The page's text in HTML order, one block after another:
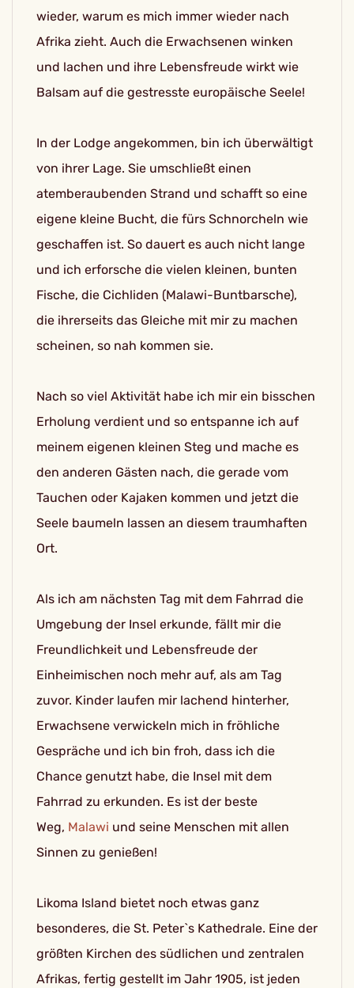
wieder, warum es mich immer wieder nach
Afrika zieht. Auch die Erwachsenen winken
und lachen und ihre Lebensfreude wirkt wie
Balsam auf die gestresste europäische Seele!
In der Lodge angekommen, bin ich überwältigt
von ihrer Lage. Sie umschließt einen
atemberaubenden Strand und schafft so eine
eigene kleine Bucht, die fürs Schnorcheln wie
geschaffen ist. So dauert es auch nicht lange
und ich erforsche die vielen kleinen, bunten
Fische, die Cichliden (Malawi-Buntbarsche),
die ihrerseits das Gleiche mit mir zu machen
scheinen, so nah kommen sie.
Nach so viel Aktivität habe ich mir ein bisschen
Erholung verdient und so entspanne ich auf
meinem eigenen kleinen Steg und mache es
den anderen Gästen nach, die gerade vom
Tauchen oder Kajaken kommen und jetzt die
Seele baumeln lassen an diesem traumhaften
Ort.
Als ich am nächsten Tag mit dem Fahrrad die
Umgebung der Insel erkunde, fällt mir die
Freundlichkeit und Lebensfreude der
Einheimischen noch mehr auf, als am Tag
zuvor. Kinder laufen mir lachend hinterher,
Erwachsene verwickeln mich in fröhliche
Gespräche und ich bin froh, dass ich die
Chance genutzt habe, die Insel mit dem
Fahrrad zu erkunden. Es ist der beste
Weg, Malawi und seine Menschen mit allen
Sinnen zu genießen!
Likoma Island bietet noch etwas ganz
besonderes, die St. Peter`s Kathedrale. Eine der
größten Kirchen des südlichen und zentralen
Afrikas, fertig gestellt im Jahr 1905, ist jeden